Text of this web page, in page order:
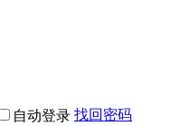
自动登录 找回密码